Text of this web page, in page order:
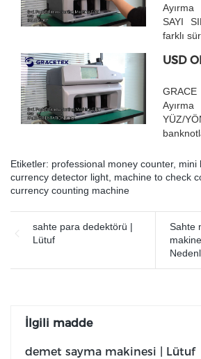
SAYI
farklı
USD
YÜZ/
Etiketler: professional money counter, mini
currency detector light machine to check
currency counting machine
sahte para dedektörü |
Lütuf
Sahte
İlgili madde
demet sayma makinesi | Lütuf